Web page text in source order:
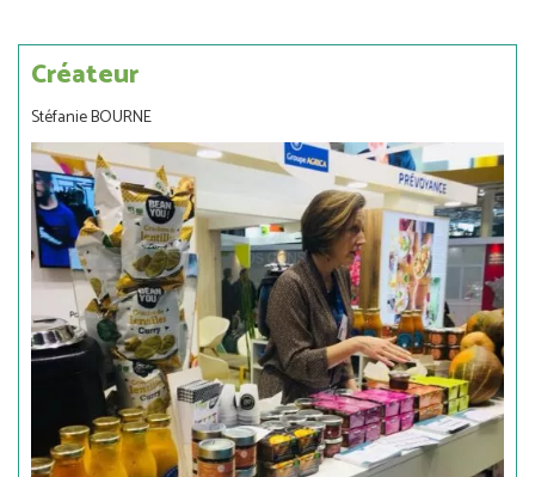
Créateur
Stéfanie BOURNE